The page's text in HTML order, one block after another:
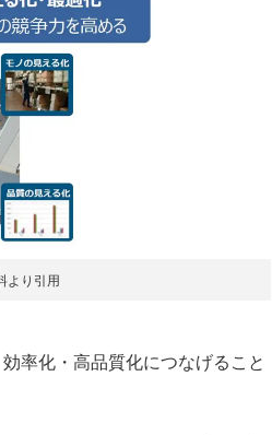
より引用
率化・高品質化につなげること